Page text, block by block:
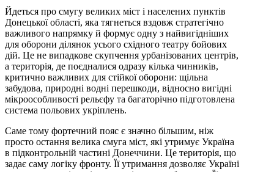
Йдеться про смугу великих міст і населених пунктів
Донецької області, яка тягнеться вздовж стратегічно
важливого напрямку й формує одну з найвигідніших
для оборони ділянок усього східного театру бойових
дій. Це не випадкове скупчення урбанізованих центрів,
а територія, де поєдналися одразу кілька чинників,
критично важливих для стійкої оборони: щільна
забудова, природні водні перешкоди, відносно вигідні
мікроособливості рельєфу та багаторічно підготовлена
система польових укріплень.
Саме тому фортечний пояс є значно більшим, ніж
просто остання велика смуга міст, які утримує Україна
в підконтрольній частині Донеччини. Це територія, що
задає саму логіку фронту. Її утримання дозволяє Україні